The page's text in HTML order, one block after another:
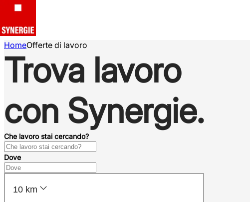
HomeOfferte di lavoro
Trova lavoro
con Synergie.
Che lavoro stai cercando?
Dove
10 km